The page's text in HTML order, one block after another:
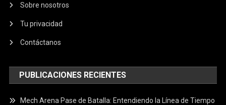
Sobre nosotros
Tu privacidad
Contáctanos
PUBLICACIONES RECIENTES
Mech Arena Pase de Batalla: Entendiendo la Línea de Tiempo